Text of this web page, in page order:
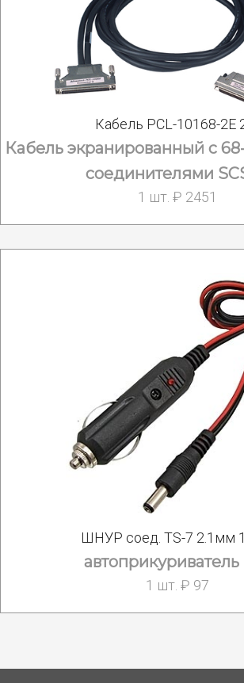
Кабель PCL-10168-2E
Кабель экранированный с
соединителями
1 шт. ₽ 2451
ШНУР соед. TS-7 2.1мм
автоприкуриватель
1 шт. ₽ 97